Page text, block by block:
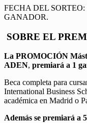
FECHA DEL
GANADOR.
SOBRE EL
La PROMOCIÓN
ADEN, premiará a 1
Beca completa para
International Business
académica en Madrid o
Además se premiará a